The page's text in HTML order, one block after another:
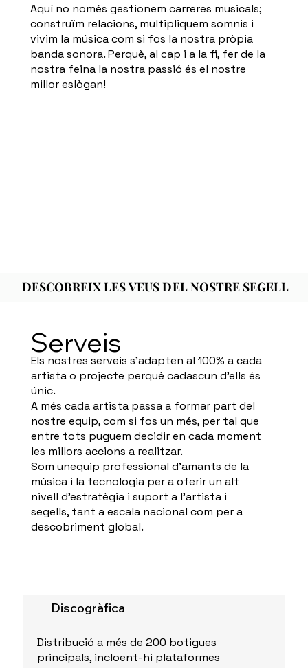
Aquí no només gestionem carreres musicals;
construïm relacions, multipliquem somnis i
vivim la música com si fos la nostra pròpia
banda sonora. Perquè, al cap i a la fi, fer de la
nostra feina la nostra passió és el nostre
millor eslògan!
Serveis
Discogràfica
Distribució a més de 200 botigues
principals, incloent-hi plataformes
Els nostres serveis s’adapten al 100% a cada
artista o projecte perquè cadascun d’ells és
únic.
A més cada artista passa a formar part del
nostre equip, com si fos un més, per tal que
entre tots puguem decidir en cada moment
les millors accions a realitzar.
Som unequip professional d'amants de la
música i la tecnologia per a oferir un alt
nivell d'estratègia i suport a l'artista i
segells, tant a escala nacional com per a
descobriment global.
DESCOBREIX LES VEUS DEL NOSTRE SEGELL
DESCOBREIX LES VEUS DEL NOSTRE SEGELL